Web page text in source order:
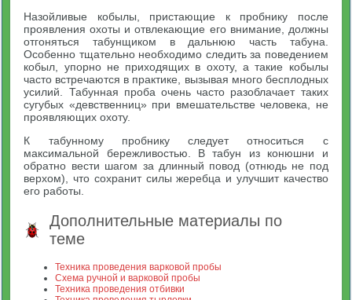
Назойливые кобылы, пристающие к пробнику после
проявления охоты и отвлекающие его внимание, должны
отгоняться табунщиком в дальнюю часть табуна.
Особенно тщательно необходимо следить за поведением
кобыл, упорно не приходящих в охоту, а такие кобылы
часто встречаются в практике, вызывая много бесплодных
усилий. Табунная проба очень часто разоблачает таких
сугубых «девственниц» при вмешательстве человека, не
проявляющих охоту.
К табунному пробнику следует относиться с
максимальной бережливостью. В табун из конюшни и
обратно вести шагом за длинный повод (отнюдь не под
верхом), что сохранит силы жеребца и улучшит качество
его работы.
Дополнительные материалы по
теме
Техника проведения варковой пробы
Схема ручной и варковой пробы
Техника проведения отбивки